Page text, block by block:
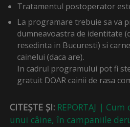
Tratamentul postoperator
La programare trebuie sa va
dumneavoastra de identitate
resedinta in Bucuresti) si
cainelui (daca are).
In cadrul programului pot fi
gratuit DOAR cainii de rasa
CITEȘTE ȘI: REPORTAJ |
unui câine, în campaniile